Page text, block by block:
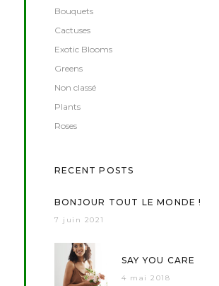
Bouquets
Cactuses
Exotic Blooms
Greens
Non classé
Plants
Roses
RECENT POSTS
BONJOUR TOUT LE MONDE !
7 juin 2021
SAY YOU CARE
4 mai 2018